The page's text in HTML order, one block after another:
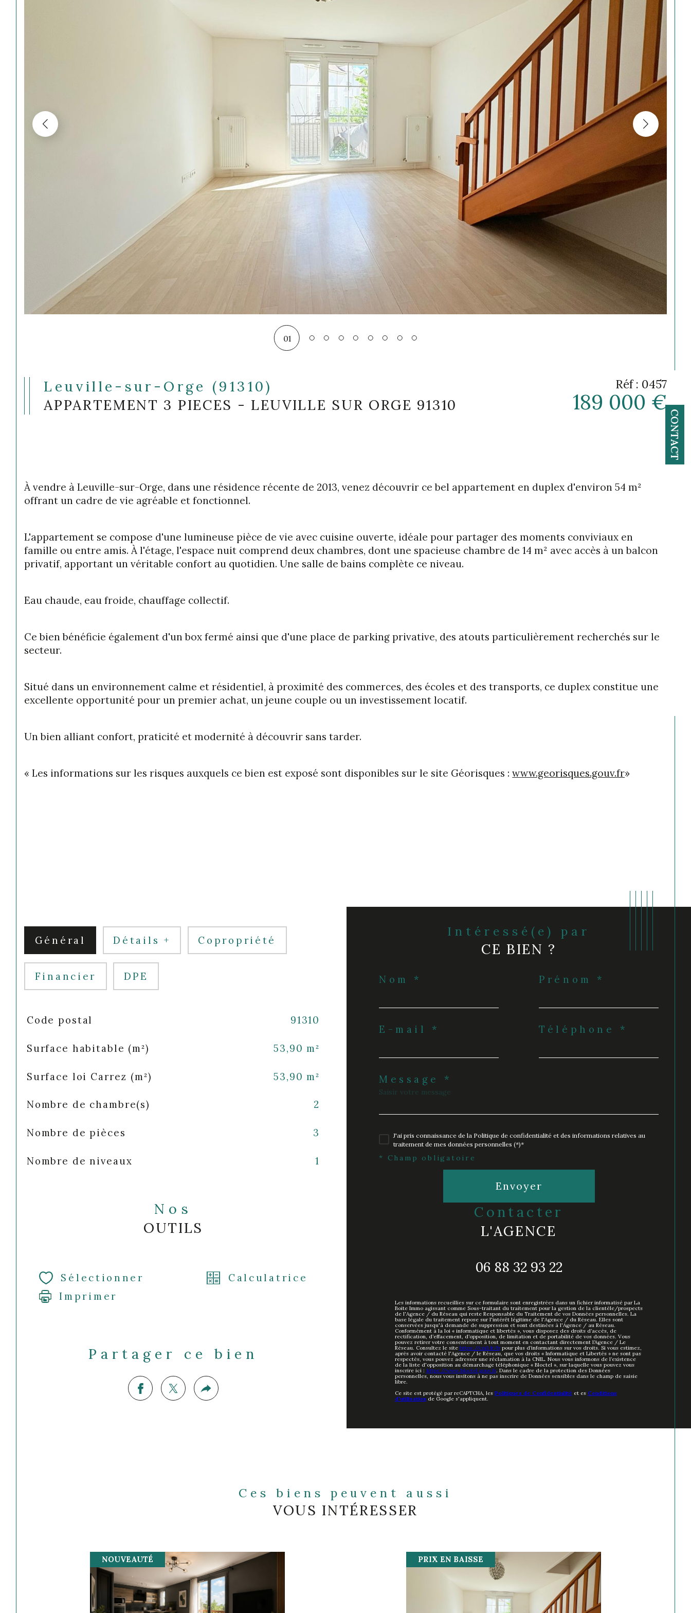
CONTACT
01
Leuville-sur-Orge (91310)
APPARTEMENT 3 PIECES - LEUVILLE SUR ORGE 91310
Réf : 0457
189 000 €
À vendre à Leuville-sur-Orge, dans une résidence récente de 2013, venez découvrir ce bel appartement en duplex d'environ 54 m²
offrant un cadre de vie agréable et fonctionnel.
L'appartement se compose d'une lumineuse pièce de vie avec cuisine ouverte, idéale pour partager des moments conviviaux en
famille ou entre amis. À l'étage, l'espace nuit comprend deux chambres, dont une spacieuse chambre de 14 m² avec accès à un balcon
privatif, apportant un véritable confort au quotidien. Une salle de bains complète ce niveau.
Eau chaude, eau froide, chauffage collectif.
Ce bien bénéficie également d'un box fermé ainsi que d'une place de parking privative, des atouts particulièrement recherchés sur le
secteur.
Situé dans un environnement calme et résidentiel, à proximité des commerces, des écoles et des transports, ce duplex constitue une
excellente opportunité pour un premier achat, un jeune couple ou un investissement locatif.
Un bien alliant confort, praticité et modernité à découvrir sans tarder.
« Les informations sur les risques auxquels ce bien est exposé sont disponibles sur le site Géorisques : www.georisques.gouv.fr»
Général Détails + Copropriété
Financier DPE
TRAD_SIROCCO_Caracteristique
Code postal 91310
Surface habitable (m²) 53,90 m²
Surface loi Carrez (m²) 53,90 m²
Nombre de chambre(s) 2
Nombre de pièces 3
Nombre de niveaux 1
Nos
OUTILS
Sélectionner
Calculatrice
Imprimer
Partager ce bien
Intéressé(e) par
CE BIEN ?
Nom * Prénom *
E-mail * Téléphone *
Message *
J'ai pris connaissance de la Politique de confidentialité et des informations relatives au
traitement de mes données personnelles (*)*
* Champ obligatoire
Envoyer
contacter
L'AGENCE
06 88 32 93 22
Les informations recueillies sur ce formulaire sont enregistrées dans un fichier informatisé par La
Boite Immo agissant comme Sous-traitant du traitement pour la gestion de la clientèle/prospects
de l'Agence / du Réseau qui reste Responsable du Traitement de vos Données personnelles. La
base légale du traitement repose sur l'intérêt légitime de l'Agence / du Réseau. Elles sont
conservées jusqu'à demande de suppression et sont destinées à l'Agence / au Réseau.
Conformément à la loi « informatique et libertés », vous disposez des droits d’accès, de
rectification, d’effacement, d’opposition, de limitation et de portabilité de vos données. Vous
pouvez retirer votre consentement à tout moment en contactant directement l’Agence / Le
Réseau. Consultez le site https://cnil.fr/frpour plus d’informations sur vos droits. Si vous estimez,
après avoir contacté l'Agence / le Réseau, que vos droits « Informatique et Libertés » ne sont pas
respectés, vous pouvez adresser une réclamation à la CNIL. Nous vous informons de l’existence
de la liste d'opposition au démarchage téléphonique « Bloctel », sur laquelle vous pouvez vous
inscrire ici : https://www.bloctel.gouv.fr. Dans le cadre de la protection des Données
personnelles, nous vous invitons à ne pas inscrire de Données sensibles dans le champ de saisie
libre.
Ce site est protégé par reCAPTCHA, les Politiques de Confidentialité et es Conditions
d'utilisationde Google s'appliquent.
Ces biens peuvent aussi
VOUS INTÉRESSER
NOUVEAUTÉ PRIX EN BAISSE